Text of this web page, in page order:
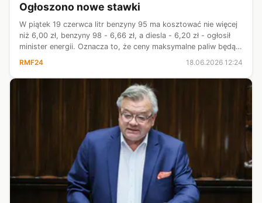
Ogłoszono nowe stawki
W piątek 19 czerwca litr benzyny 95 ma kosztować nie więcej
niż 6,00 zł, benzyny 98 - 6,66 zł, a diesla - 6,20 zł - ogłosił
minister energii. Oznacza to, że ceny maksymalne paliw będą
niższe niż w czwartek.
RMF24 18.06.2026 12:24